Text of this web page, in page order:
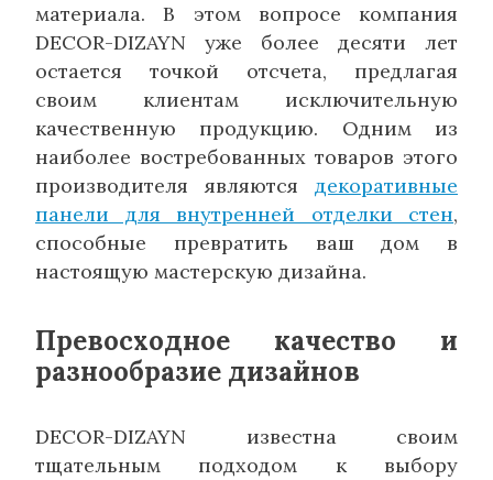
материала. В этом вопросе компания
DECOR-DIZAYN уже более десяти лет
остается точкой отсчета, предлагая
своим клиентам исключительную
качественную продукцию. Одним из
наиболее востребованных товаров этого
производителя являются декоративные
панели для внутренней отделки стен,
способные превратить ваш дом в
настоящую мастерскую дизайна.
Превосходное качество и
разнообразие дизайнов
DECOR-DIZAYN известна своим
тщательным подходом к выбору